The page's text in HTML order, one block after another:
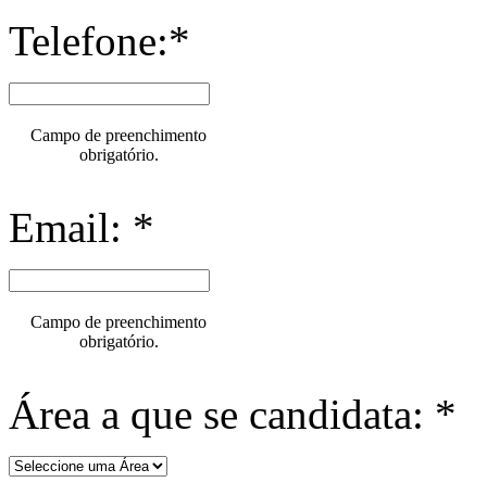
Telefone:*
Campo de preenchimento
obrigatório.
Email: *
Campo de preenchimento
obrigatório.
Área a que se candidata: *